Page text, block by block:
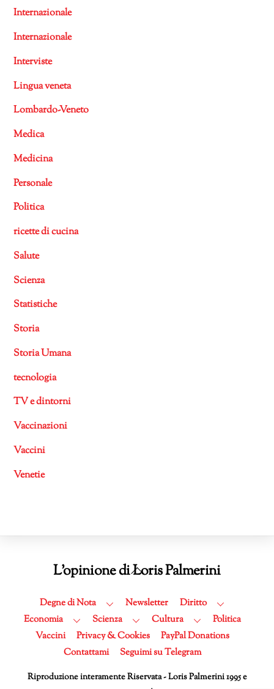
Internazionale
Internazionale
Interviste
Lingua veneta
Lombardo-Veneto
Medica
Medicina
Personale
Politica
ricette di cucina
Salute
Scienza
Statistiche
Storia
Storia Umana
tecnologia
TV e dintorni
Vaccinazioni
Vaccini
Venetie
Back
Top
L'opinione di Loris Palmerini
Degne di Nota Newsletter
Diritto
Economia
Scienza Cultura
Politica
Vaccini
Privacy & Cookies
PayPal Donations
Contattami
Seguimi su Telegram
Riproduzione interamente Riservata - Loris Palmerini 1995 e